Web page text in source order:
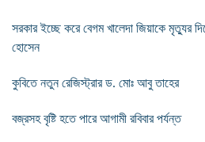
সরকার ইচ্ছে করে বেগম খালেদা জিয়াকে মৃত্যুর
হোসেন
কুবিতে নতুন রেজিস্ট্রার ড. মোঃ আবু তাহের
বজ্রসহ বৃষ্টি হতে পারে আগামী রবিবার পর্যন্ত